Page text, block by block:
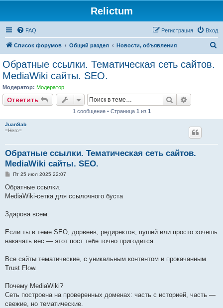
Relictum
FAQ Вход
Регистрация
Список форумов Общий раздел Новости, объявления
Обратные ссылки. Тематическая сеть сайтов.
MediaWiki сайты. SEO.
Модератор: Модератор
Ответить Поиск
1 сообщение • Страница 1 из 1
JuanSab
=Hero=
Обратные ссылки. Тематическая сеть сайтов.
MediaWiki сайты. SEO.
С
о
б
щ
и
Пт 25 июл 2025 22:07
Обратные ссылки.
MediaWiki-сетка для ссылочного буста
Здарова всем.
Если ты в теме SEO, дорвеев, редиректов, пушей или просто хочешь
накачать вес — этот пост тебе точно пригодится.
Все сайты тематические, с уникальным контентом и прокачанным
Trust Flow.
Почему MediaWiki?
Сеть построена на проверенных доменах: часть с историей, часть —
свежие, но тематические.